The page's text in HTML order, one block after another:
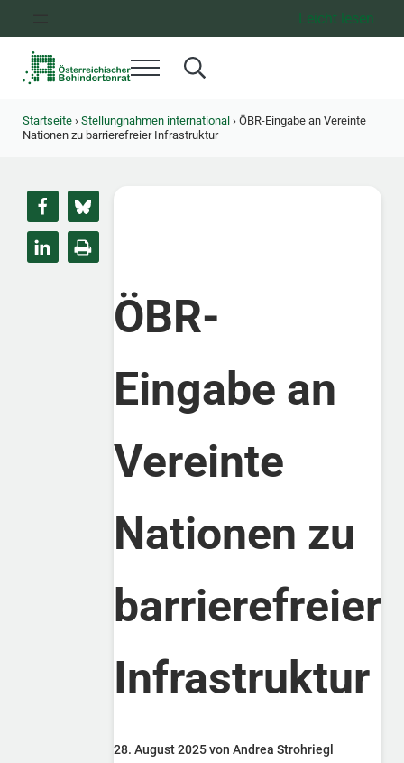
Leicht lesen
Menü Search...
Startseite › Stellungnahmen international ›ÖBR-Eingabe an Vereinte
Nationen zu barrierefreier Infrastruktur
ÖBR-
Eingabe an
Vereinte
Nationen zu
barrierefreier
Infrastruktur
28. August 2025 von Andrea Strohriegl